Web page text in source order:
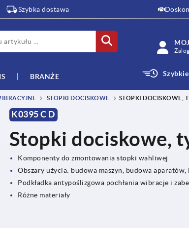
Szybka dostawa
BRANŻE
STOPKI DOCISKOWE STOPKI DOCISKOWE,
K0395 C D
Stopki dociskowe,
Komponenty do zmontowania stopki wahliwej
Obszary użycia: budowa maszyn, budowa
Podkładka antypoślizgowa pochłania wibracje i
Różne materiały